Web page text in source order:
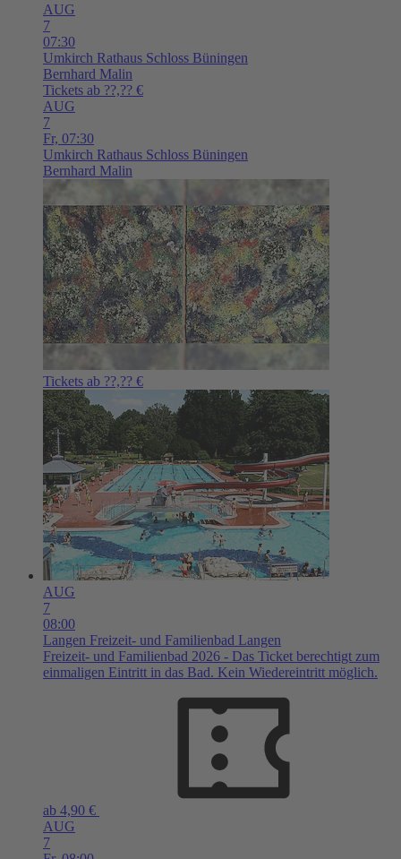
AUG
7
07:30
Umkirch Rathaus Schloss Büningen
Bernhard Malin
Tickets ab ??,?? €
AUG
7
Fr, 07:30
Umkirch Rathaus Schloss Büningen
Bernhard Malin
Tickets ab ??,?? €
AUG
7
08:00
Langen Freizeit- und Familienbad Langen
Freizeit- und Familienbad 2026 - Das Ticket berechtigt zum
einmaligen Eintritt in das Bad. Kein Wiedereintritt möglich.
ab 4,90 €
AUG
7